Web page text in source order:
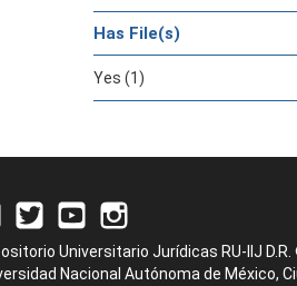
Has File(s)
Yes (1)
Universitario Jurídicas RU-IIJ D.R.
Nacional Autónoma de México,